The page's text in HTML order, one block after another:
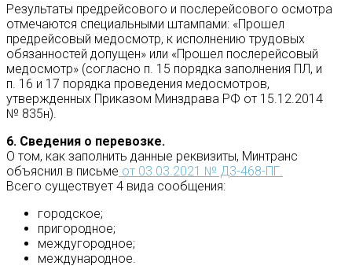
Результаты предрейсового и послерейсового осмотра
отмечаются специальными штампами: «Прошел
предрейсовый медосмотр, к исполнению трудовых
обязанностей допущен» или «Прошел послерейсовый
медосмотр» (согласно п. 15 порядка заполнения ПЛ, и
п. 16 и 17 порядка проведения медосмотров,
утвержденных Приказом Минздрава РФ от 15.12.2014
№ 835н).
6. Сведения о перевозке.
О том, как заполнить данные реквизиты, Минтранс
объяснил в письме от 03.03.2021 № Д3-468-ПГ.
Всего существует 4 вида сообщения:
городское;
пригородное;
междугородное;
международное.